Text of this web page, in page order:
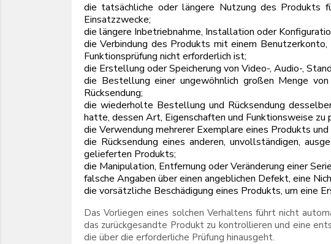
die tatsächliche oder längere Nutzung des Produkts
Einsatzzwecke;
die längere Inbetriebnahme, Installation oder
die Verbindung des Produkts mit einem
Funktionsprüfung nicht erforderlich ist;
die Erstellung oder Speicherung von Video-, Audio-,
die Bestellung einer ungewöhnlich großen Menge
Rücksendung;
die wiederholte Bestellung und Rücksendung
hatte, dessen Art, Eigenschaften und Funktionsweise zu
die Verwendung mehrerer Exemplare eines Produkts
die Rücksendung eines anderen, unvollständigen,
gelieferten Produkts;
die Manipulation, Entfernung oder Veränderung einer
falsche Angaben über einen angeblichen Defekt, eine
die vorsätzliche Beschädigung eines Produkts, um eine
Das Vorliegen eines solchen Verhaltens führt nicht
das zurückgesandte Produkt zu kontrollieren und eine
die über die erforderliche Prüfung hinausgeht.